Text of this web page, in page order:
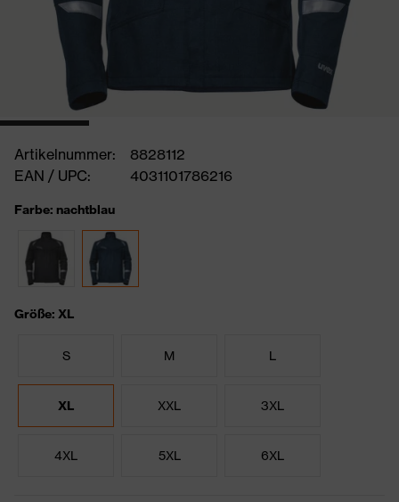
Artikelnummer:
8828112
EAN / UPC:
4031101786216
Farbe: nachtblau
Größe: XL
S M L
XL XXL 3XL
4XL 5XL 6XL